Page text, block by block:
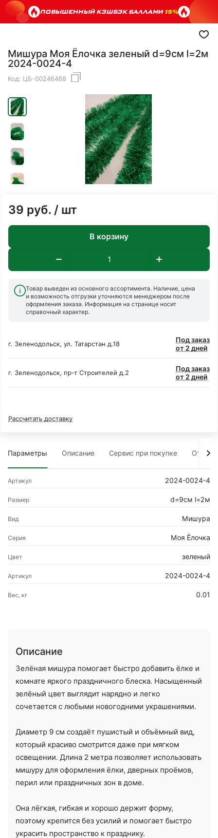
ПОВЫШЕННЫЙ КЭШБЭК БАЛЛАМИ15%
Мишура Моя Ёлочка зеленый d=9см l=2м
2024-0024-4
Код: ЦБ-00246468
39 руб. / шт
В корзину
Товар выведен из основного ассортимента. Наличие, цена
и возможность отгрузки уточняются менеджером после
оформления заказа. Информация на странице носит
справочный характер.
г. Зеленодольск, ул. Татарстан д.18
Под заказ
от 2 дней
г. Зеленодольск, пр‑т Строителей д.2
Под заказ
от 2 дней
Рассчитать доставку
Параметры Описание Сервис при покупке Отзывы
Артикул 2024-0024-4
Размер d=9см l=2м
Вид Мишура
Серия Моя Ёлочка
Цвет зеленый
Артикул 2024-0024-4
Вес, кг 0.01
Описание
Зелёная мишура помогает быстро добавить ёлке и
комнате яркого праздничного блеска. Насыщенный
зелёный цвет выглядит нарядно и легко
сочетается с любыми новогодними украшениями.
Диаметр 9 см создаёт пушистый и объёмный вид,
который красиво смотрится даже при мягком
освещении. Длина 2 метра позволяет использовать
мишуру для оформления ёлки, дверных проёмов,
перил или праздничных зон в доме.
Она лёгкая, гибкая и хорошо держит форму,
поэтому крепится без усилий и помогает быстро
украсить пространство к празднику.